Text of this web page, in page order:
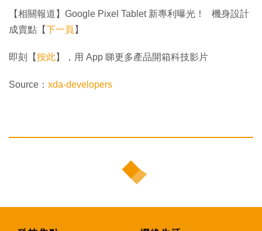
【相關報道】Google Pixel Tablet 新專利曝光！ 機身設計
成賣點【下一頁】
即刻【按此】，用 App 睇更多產品開箱科技影片
Source： xda-developers